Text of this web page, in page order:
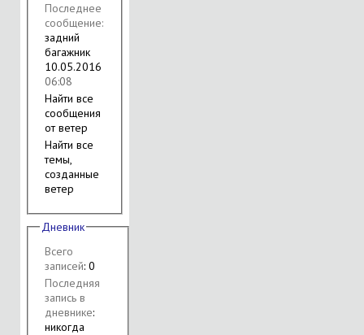
Последнее
сообщение:
задний
багажник
10.05.2016
06:08
Найти все
сообщения
от ветер
Найти все
темы,
созданные
ветер
Дневник
Всего
записей: 0
Последняя
запись в
дневнике:
никогда